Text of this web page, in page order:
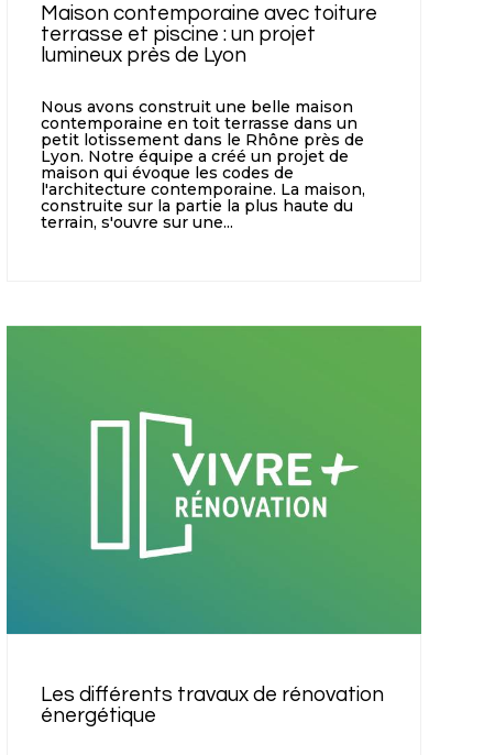
Maison contemporaine avec toiture
terrasse et piscine : un projet
lumineux près de Lyon
Nous avons construit une belle maison
contemporaine en toit terrasse dans un
petit lotissement dans le Rhône près de
Lyon. Notre équipe a créé un projet de
maison qui évoque les codes de
l'architecture contemporaine. La maison,
construite sur la partie la plus haute du
terrain, s'ouvre sur une...
Les différents travaux de rénovation
énergétique